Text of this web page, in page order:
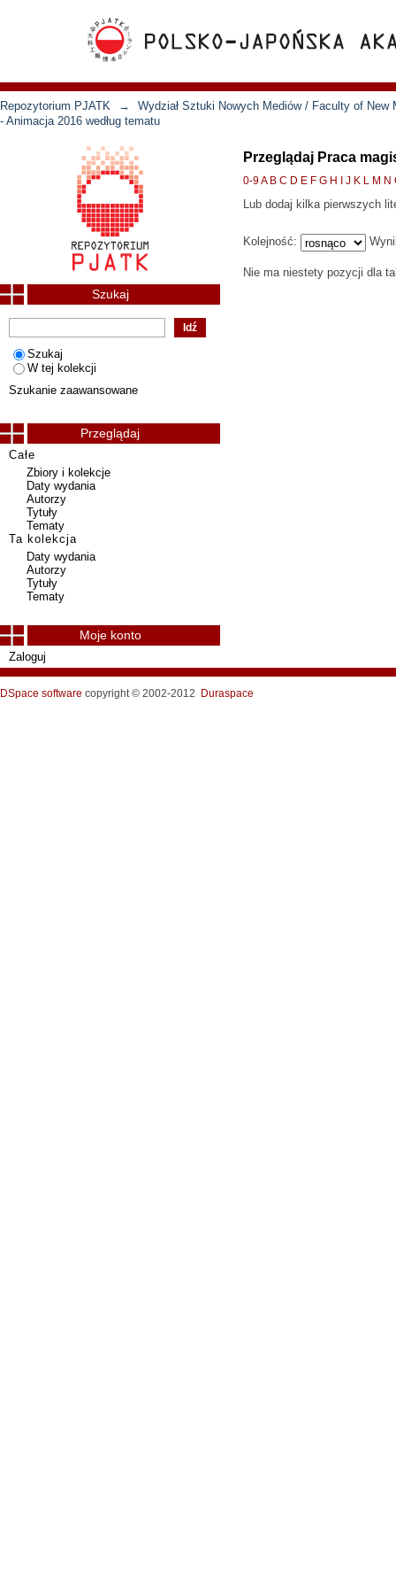
Repozytorium PJATK →
Wydział Sztuki Nowych Mediów / Faculty of New
- Animacja 2016 według tematu
Przeglądaj Praca
0-9A B C D E F G H J K L M N
Lub dodaj kilka pierwszych
Kolejność:
Nie ma niestety pozycji dla
Szukaj
Szukaj
W tej kolekcji
Szukanie zaawansowane
Przeglądaj
Całe
Zbiory i kolekcje
Daty wydania
Autorzy
Tytuły
Tematy
Ta kolekcja
Daty wydania
Autorzy
Tytuły
Tematy
Moje konto
Zaloguj
DSpace software copyright © 2002-2012 Duraspace